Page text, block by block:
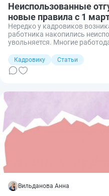
Неиспользованные
новые правила с 1
Нередко у кадровиков
работника накопились
увольняется. Многие
позицию Минтруда,
ООГ-4466 от 18.05.2021. Точку
Конституционный Суд в
Трудового кодекса.
компенсации за
Кадровику
Статьи
Вильданова Анна